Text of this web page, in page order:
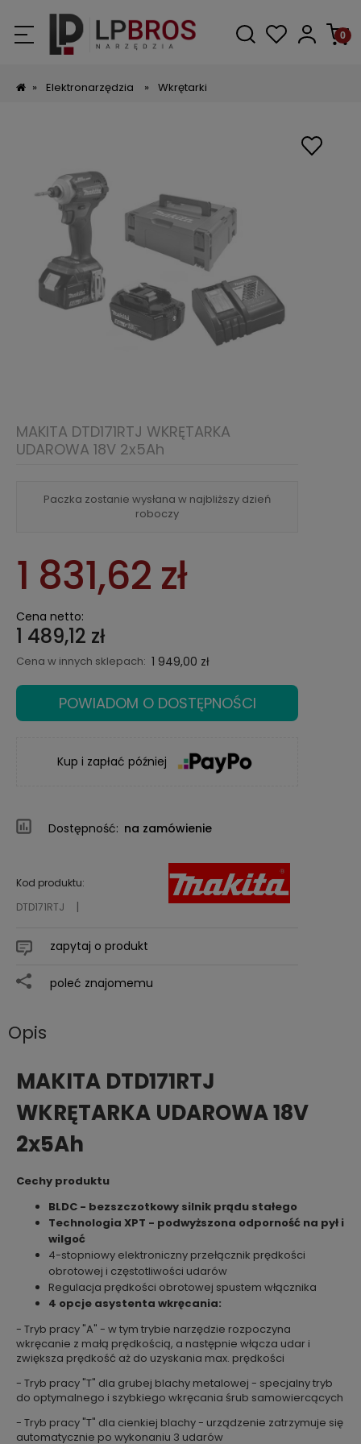
» Elektronarzędzia » Wkrętarki
Paczka zostanie wysłana w najbliższy dzień
roboczy
MAKITA DTD171RTJ WKRĘTARKA
UDAROWA 18V 2x5Ah
1 831,62 zł
Cena netto:
1 489,12 zł
Cena w innych sklepach: 1 949,00 zł
POWIADOM O DOSTĘPNOŚCI
Kup i zapłać później
Dostępność: na zamówienie
Kod produktu:
DTD171RTJ
zapytaj o produkt
poleć znajomemu
Opis
MAKITA DTD171RTJ
WKRĘTARKA UDAROWA 18V
2x5Ah
Cechy produktu
BLDC - bezszczotkowy silnik prądu stałego
Technologia XPT - podwyższona odporność na pył i
wilgoć
4-stopniowy elektroniczny przełącznik prędkości
obrotowej i częstotliwości udarów
Regulacja prędkości obrotowej spustem włącznika
4 opcje asystenta wkręcania:
- Tryb pracy "A" - w tym trybie narzędzie rozpoczyna
wkręcanie z małą prędkością, a następnie włącza udar i
zwiększa prędkość aż do uzyskania max. prędkości
- Tryb pracy "T" dla grubej blachy metalowej - specjalny tryb
do optymalnego i szybkiego wkręcania śrub samowiercących
- Tryb pracy "T" dla cienkiej blachy - urządzenie zatrzymuje się
automatycznie po wykonaniu 3 udarów